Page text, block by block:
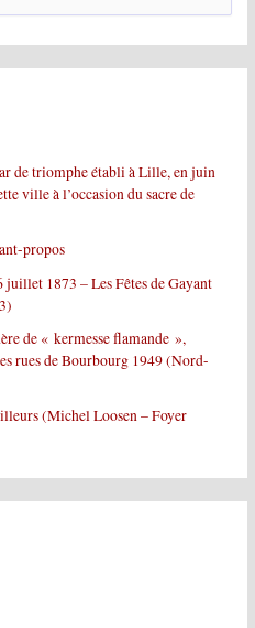
de triomphe établi à Lille, en juin
ville à l’occasion du sacre de
propos
1873 – Les Fêtes de Gayant
de « kermesse flamande »,
rues de Bourbourg 1949 (Nord-
(Michel Loosen – Foyer